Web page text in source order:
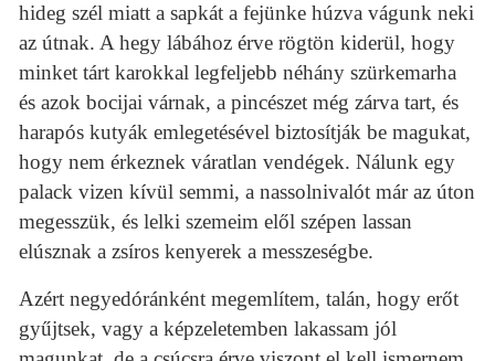
hideg szél miatt a sapkát a fejünke húzva vágunk neki
az útnak. A hegy lábához érve rögtön kiderül, hogy
minket tárt karokkal legfeljebb néhány szürkemarha
és azok bocijai várnak, a pincészet még zárva tart, és
harapós kutyák emlegetésével biztosítják be magukat,
hogy nem érkeznek váratlan vendégek. Nálunk egy
palack vizen kívül semmi, a nassolnivalót már az úton
megesszük, és lelki szemeim elől szépen lassan
elúsznak a zsíros kenyerek a messzeségbe.
Azért negyedóránként megemlítem, talán, hogy erőt
gyűjtsek, vagy a képzeletemben lakassam jól